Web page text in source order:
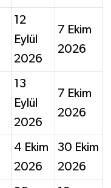
12
Eylül
2026
7 Ekim
2026
13
Eylül
2026
7 Ekim
2026
4 Ekim
2026
30 Ekim
2026